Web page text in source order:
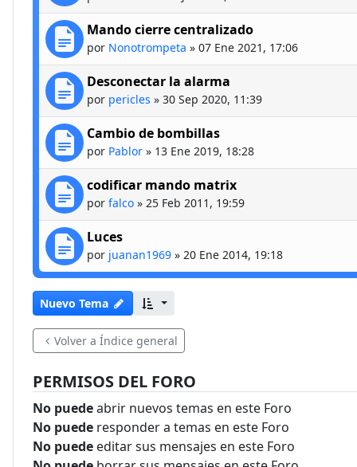
Mando cierre centralizado
por Nonotrompeta » 07 Ene 2021, 17:06
Desconectar la alarma
por pericles » 30 Sep 2020, 11:39
Cambio de bombillas
por Pablor » 13 Ene 2019, 18:28
codificar mando matrix
por falco » 25 Feb 2011, 19:59
Luces
por juanan1969 » 20 Ene 2014, 19:18
Nuevo Tema
Volver a Índice general
PERMISOS DEL FORO
No puedeabrir nuevos temas en este Foro
No puede responder a temas en este Foro
No puede editar sus mensajes en este Foro